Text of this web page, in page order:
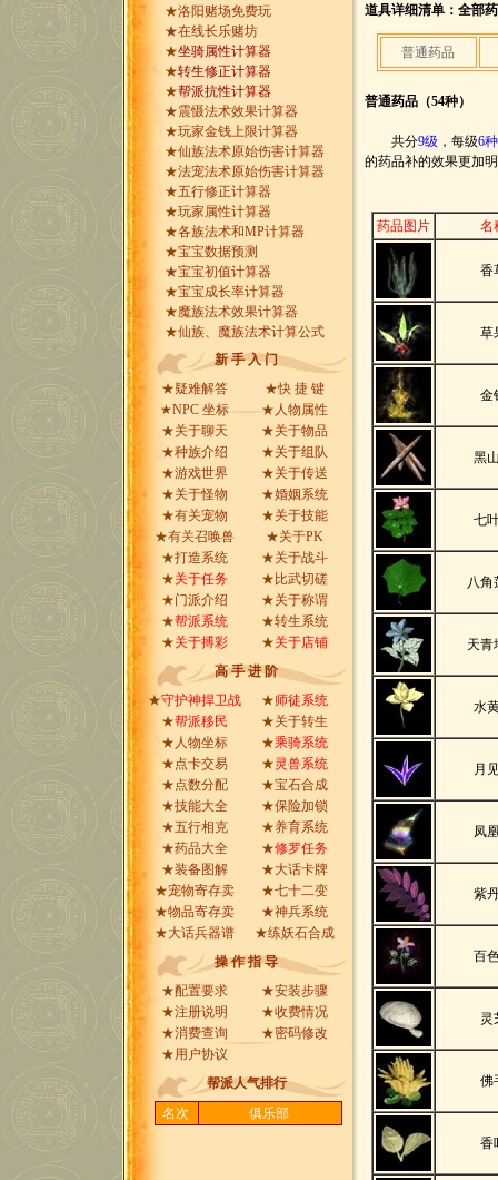
★洛阳赌场免费玩
★在线长乐赌坊
★坐骑属性计算器
★转生修正计算器
★帮派抗性计算器
★震慑法术效果计算器
★玩家金钱上限计算器
★仙族法术原始伤害计算器
★法宠法术原始伤害计算器
★五行修正计算器
★玩家属性计算器
★各族法术和MP计算器
★宝宝数据预测
★宝宝初值计算器
★宝宝成长率计算器
★魔族法术效果计算器
★仙族、魔族法术计算公式
新 手 入 门
★疑难解答 ★快 捷 键
★NPC 坐标 ★ 人物属性
★关于聊天 ★关于物品
★种族介绍 ★关于组队
★游戏世界 ★关于传送
★关于怪物 ★婚姻系统
★有关宠物 ★关于技能
★有关召唤兽 ★关于PK
★打造系统 ★关于战斗
★关于任务 ★ 比武切磋
★门派介绍 ★关于称谓
★帮派系统 ★转生系统
★关于搏彩 ★关于店铺
高 手 进 阶
★守护神捍卫战 ★师徒系统
★帮派移民 ★关于转生
★ 人物坐标 ★乘骑系统
★点卡交易 ★灵兽系统
★点数分配 ★宝石合成
★技能大全 ★保险加锁
★五行相克 ★养育系统
★药品大全 ★修罗任务
★装备图解 ★大话卡牌
★宠物寄存卖 ★七十二变
★物品寄存卖 ★神兵系统
★大话兵器谱 ★练妖石合成
操 作 指 导
★配置要求 ★安装步骤
★注册说明 ★收费情况
★消费查询 ★密码修改
★用户协议
帮派人气排行
名次
俱乐部
道具详细清单：全部
普通药品
普通药品（54种）
共分9级 ，每级6种
的药品补的效果更加
药品图片 名
香
草
金
黑
七
八角
天青
水
月
凤
紫
百
灵
佛
香